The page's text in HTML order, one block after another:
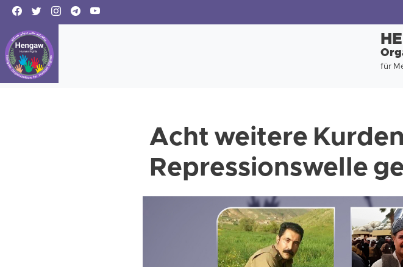
für
Acht weitere
Repressionswelle